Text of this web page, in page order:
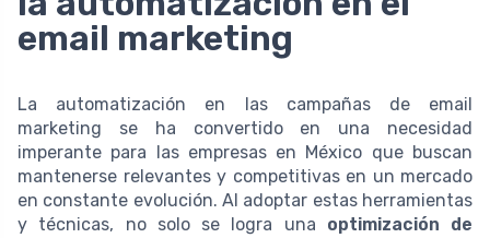
email marketing
La automatización en las campañas de email
marketing se ha convertido en una necesidad
imperante para las empresas en México que buscan
mantenerse relevantes y competitivas en un mercado
en constante evolución. Al adoptar estas herramientas
y técnicas, no solo se logra una optimización de